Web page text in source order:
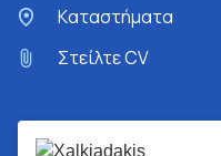
Kαταστήματα
Στείλτε CV